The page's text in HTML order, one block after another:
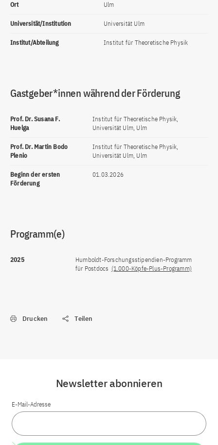
Ort Ulm
Universität/Institution Universität Ulm
Institut/Abteilung Institut für Theoretische Physik
Gastgeber*innen während der Förderung
Prof. Dr. Susana F.
Huelga
Institut für Theoretische Physik,
Universität Ulm, Ulm
Prof. Dr. Martin Bodo
Plenio
Institut für Theoretische Physik,
Universität Ulm, Ulm
Beginn der ersten
Förderung
01.03.2026
Programm(e)
2025
Humboldt-Forschungsstipendien-Programm
für Postdocs (1.000-Köpfe-Plus-Programm)
Drucken Teilen
Newsletter abonnieren
E-Mail-Adresse